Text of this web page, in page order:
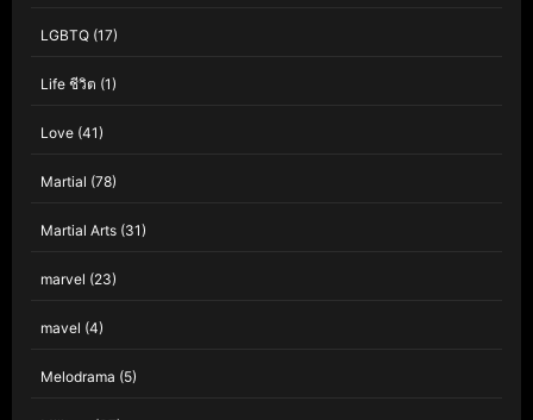
LGBTQ (17)
Life ชีวิต (1)
Love (41)
Martial (78)
Martial Arts (31)
marvel (23)
mavel (4)
Melodrama (5)